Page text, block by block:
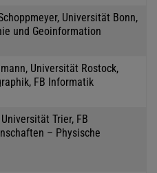
Universität Bonn,
und Geoinformation
Universität Rostock,
FB Informatik
Trier, FB
– Physische